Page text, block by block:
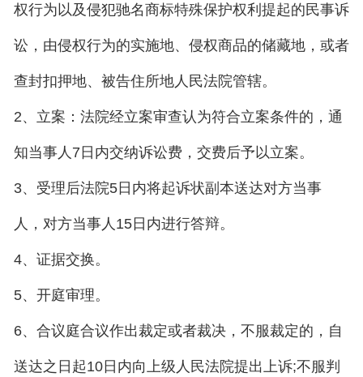
权行为以及侵犯驰名商标特殊保护权利提起的民事诉
讼，由侵权行为的实施地、侵权商品的储藏地，或者
查封扣押地、被告住所地人民法院管辖。
2、立案：法院经立案审查认为符合立案条件的，通
知当事人7日内交纳诉讼费，交费后予以立案。
3、受理后法院5日内将起诉状副本送达对方当事
人，对方当事人15日内进行答辩。
4、证据交换。
5、开庭审理。
6、合议庭合议作出裁定或者裁决，不服裁定的，自
送达之日起10日内向上级人民法院提出上诉;不服判